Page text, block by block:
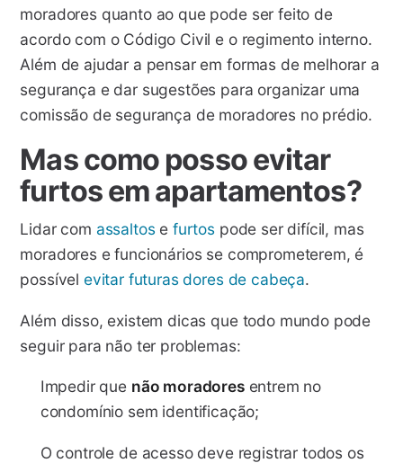
moradores quanto ao que pode ser feito de
acordo com o Código Civil e o regimento interno.
Além de ajudar a pensar em formas de melhorar a
segurança e dar sugestões para organizar uma
comissão de segurança de moradores no prédio.
Mas como posso evitar
furtos em apartamentos?
Lidar com assaltose furtos pode ser difícil, mas
moradores e funcionários se comprometerem, é
possível evitar futuras dores de cabeça.
Além disso, existem dicas que todo mundo pode
seguir para não ter problemas:
Impedir que não moradoresentrem no
condomínio sem identificação;
O controle de acesso deve registrar todos os